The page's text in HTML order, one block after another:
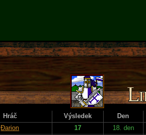
Hráč Výsledek
Den
Đarion 17
18. den